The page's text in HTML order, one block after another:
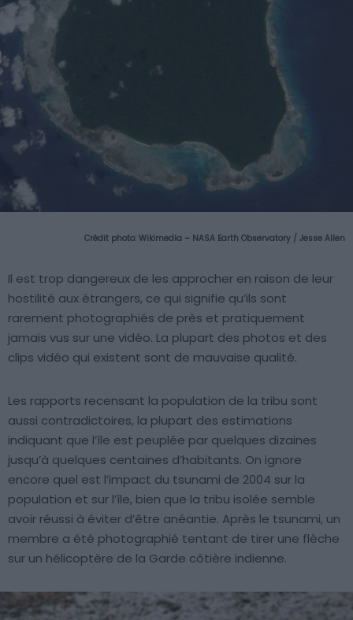
Crédit photo: Wikimedia – NASA Earth Observatory / Jesse Allen
Il est trop dangereux de les approcher en raison de leur
hostilité aux étrangers, ce qui signifie qu’ils sont
rarement photographiés de près et pratiquement
jamais vus sur une vidéo. La plupart des photos et des
clips vidéo qui existent sont de mauvaise qualité.
Les rapports recensant la population de la tribu sont
aussi contradictoires, la plupart des estimations
indiquant que l’île est peuplée par quelques dizaines
jusqu’à quelques centaines d’habitants. On ignore
encore quel est l’impact du tsunami de 2004 sur la
population et sur l’île, bien que la tribu isolée semble
avoir réussi à éviter d’être anéantie. Après le tsunami, un
membre a été photographié tentant de tirer une flèche
sur un hélicoptère de la Garde côtière indienne.